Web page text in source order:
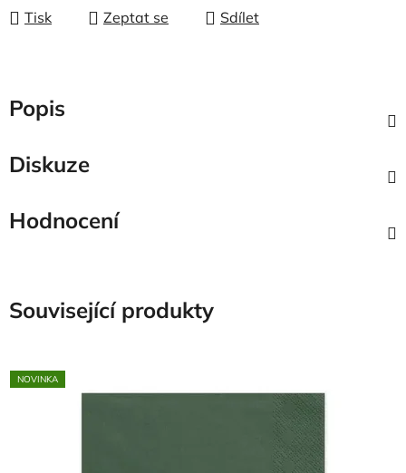
Tisk Zeptat se Sdílet
Popis
Diskuze
Hodnocení
Související produkty
NOVINKA